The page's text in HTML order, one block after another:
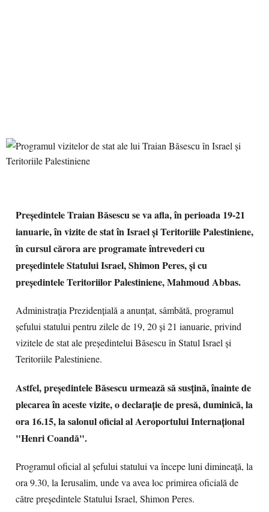
Preşedintele Traian Băsescu se va afla, în perioada 19-21
ianuarie, în vizite de stat în Israel şi Teritoriile Palestiniene,
în cursul cărora are programate întrevederi cu
preşedintele Statului Israel, Shimon Peres, şi cu
preşedintele Teritoriilor Palestiniene, Mahmoud Abbas.
Administraţia Prezidenţială a anunţat, sâmbătă, programul
şefului statului pentru zilele de 19, 20 şi 21 ianuarie, privind
vizitele de stat ale preşedintelui Băsescu în Statul Israel şi
Teritoriile Palestiniene.
Astfel, preşedintele Băsescu urmează să susţină, înainte de
plecarea în aceste vizite, o declaraţie de presă, duminică, la
ora 16.15, la salonul oficial al Aeroportului Internaţional
"Henri Coandă".
Programul oficial al şefului statului va începe luni dimineaţă, la
ora 9.30, la Ierusalim, unde va avea loc primirea oficială de
către preşedintele Statului Israel, Shimon Peres.